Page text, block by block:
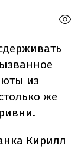
из
же
Кирилл